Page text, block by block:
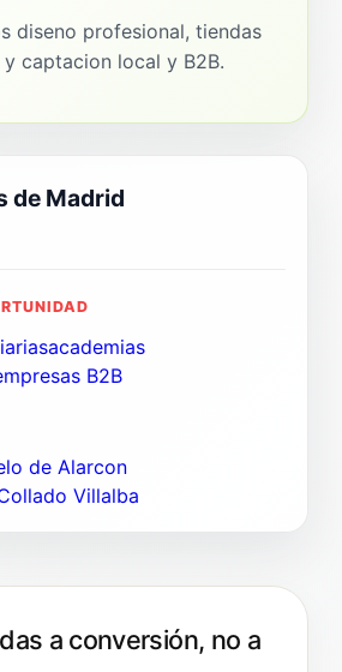
diseno profesional, tiendas
captacion local y B2B.
de Madrid
academias
B2B
de Alarcon
Villalba
a conversión, no a